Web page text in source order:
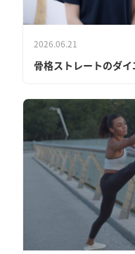
2026.06.21
骨格ストレートのダ